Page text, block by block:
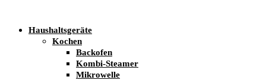
Haushaltsgeräte
Kochen
Backofen
Kombi-Steamer
Mikrowelle